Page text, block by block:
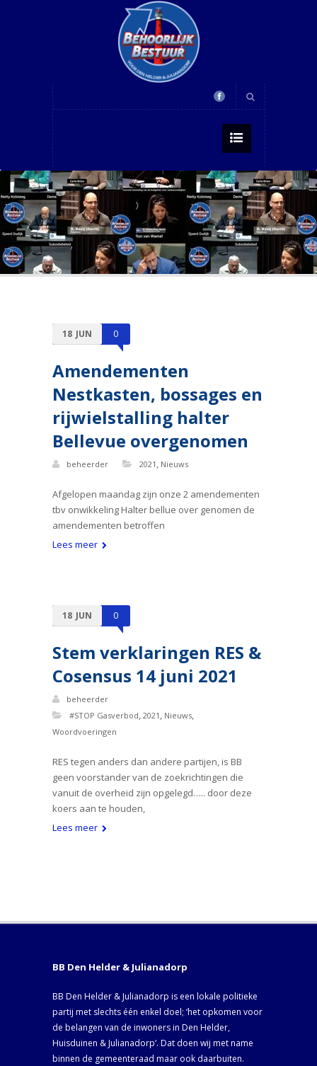
18 JUN 0
Amendementen
Nestkasten, bossages en
rijwielstalling halter
Bellevue overgenomen
beheerder 2021 , Nieuws
Afgelopen maandag zijn onze 2 amendementen
tbv onwikkeling Halter bellue over genomen de
amendementen betroffen
Lees meer
18 JUN 0
Stem verklaringen RES &
Cosensus 14 juni 2021
beheerder
#STOP Gasverbod, 2021 , Nieuws,
Woordvoeringen
RES tegen anders dan andere partijen, is BB
geen voorstander van de zoekrichtingen die
vanuit de overheid zijn opgelegd….. door deze
koers aan te houden,
Lees meer
BB Den Helder & Julianadorp
BB Den Helder & Julianadorp is een lokale politieke
partij met slechts één enkel doel; ‘het opkomen voor
de belangen van de inwoners in Den Helder,
Huisduinen & Julianadorp‘. Dat doen wij met name
binnen de gemeenteraad maar ook daarbuiten.